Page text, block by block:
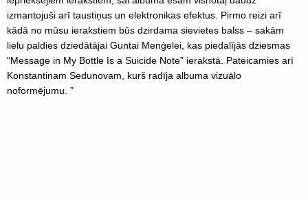
izmantojuši arī taustiņus un elektronikas efektus. Pirmo reizi arī
kādā no mūsu ierakstiem būs dzirdama sievietes balss – sakām
lielu paldies dziedātājai Guntai Menģelei, kas piedalījās dziesmas
“Message in My Bottle Is a Suicide Note” ierakstā. Pateicamies arī
Konstantinam Sedunovam, kurš radīja albuma vizuālo
noformējumu. ”